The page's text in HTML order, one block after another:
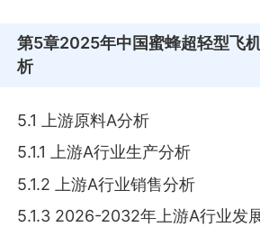
第5章2025年中国蜜蜂超轻型飞
析
5.1 上游原料A分析
5.1.1 上游A行业生产分析
5.1.2 上游A行业销售分析
5.1.3 2026-2032年上游A行业发